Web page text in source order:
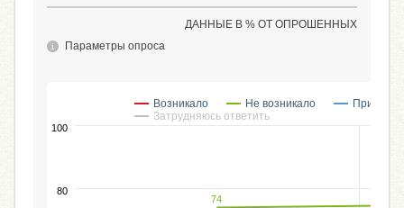
ДАННЫЕ В % ОТ ОПРОШЕННЫХ
Параметры опроса
74
Возникало Не возникало
Затрудняюсь ответить
80
100